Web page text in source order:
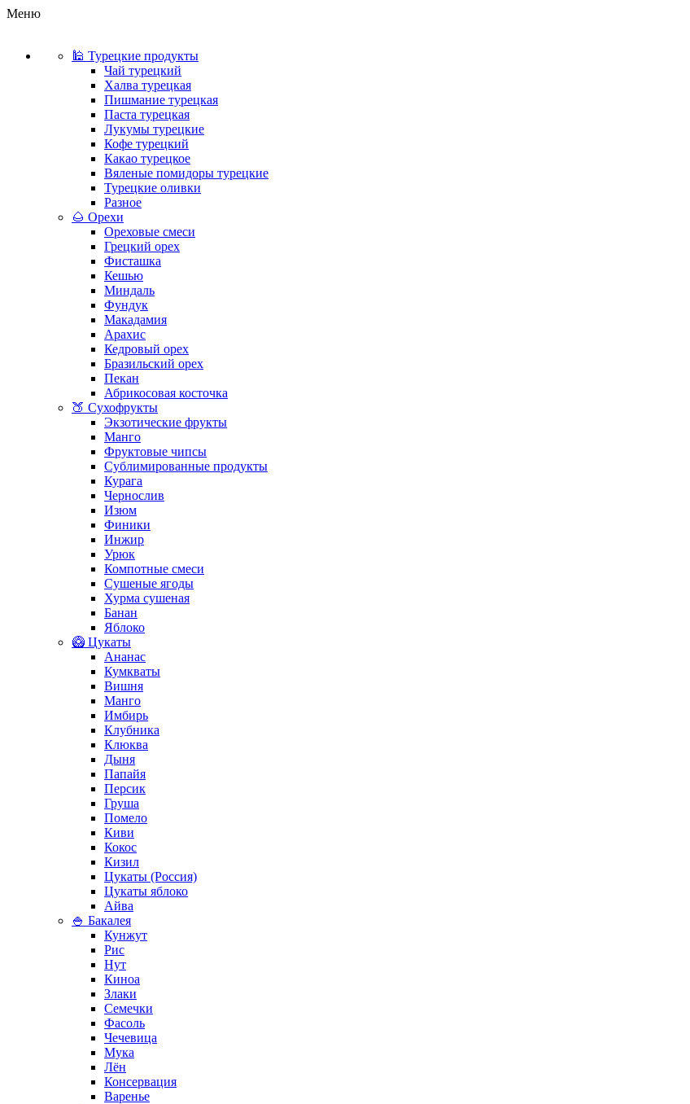
Меню
🕌 Турецкие продукты
Чай турецкий
Халва турецкая
Пишмание турецкая
Паста турецкая
Лукумы турецкие
Кофе турецкий
Какао турецкое
Вяленые помидоры турецкие
Турецкие оливки
Разное
🌰 Орехи
Ореховые смеси
Грецкий орех
Фисташка
Кешью
Миндаль
Фундук
Макадамия
Арахис
Кедровый орех
Бразильский орех
Пекан
Абрикосовая косточка
🍑 Сухофрукты
Экзотические фрукты
Манго
Фруктовые чипсы
Сублимированные продукты
Курага
Чернослив
Изюм
Финики
Инжир
Урюк
Компотные смеси
Сушеные ягоды
Хурма сушеная
Банан
Яблоко
🥝 Цукаты
Ананас
Кумкваты
Вишня
Манго
Имбирь
Клубника
Клюква
Дыня
Папайя
Персик
Груша
Помело
Киви
Кокос
Кизил
Цукаты (Россия)
Цукаты яблоко
Айва
🍚 Бакалея
Кунжут
Рис
Нут
Киноа
Злаки
Семечки
Фасоль
Чечевица
Мука
Лён
Консервация
Варенье